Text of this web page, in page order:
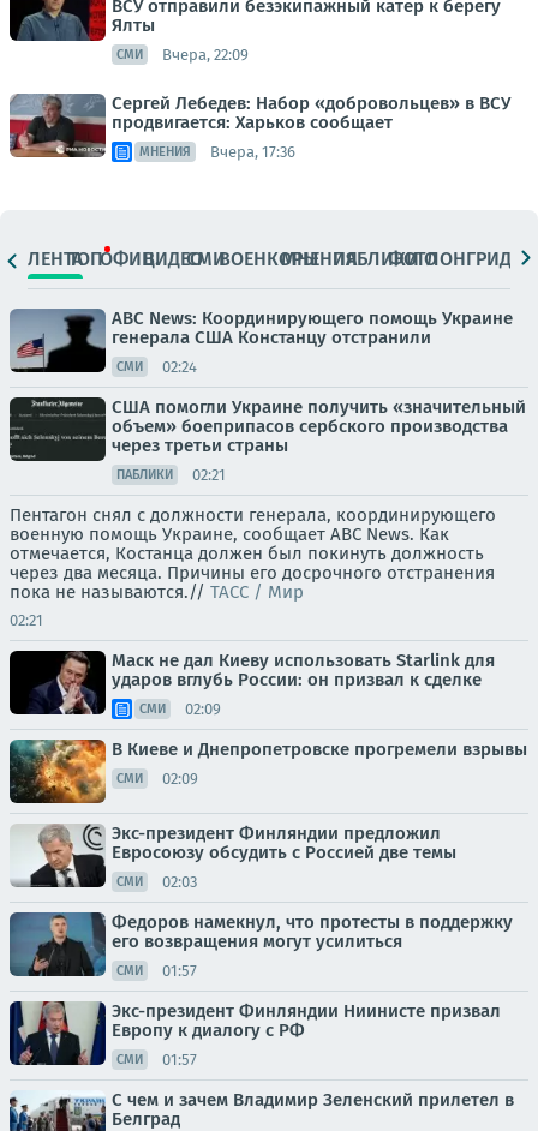
ВСУ отправили безэкипажный катер к берегу
Ялты
СМИ Вчера, 22:09
Сергей Лебедев: Набор «добровольцев» в ВСУ
продвигается: Харьков сообщает
МНЕНИЯ Вчера, 17:36
ЛЕНТАТОПОФИЦ.ВИДЕОСМИВОЕНКОРЫМНЕНИЯПАБЛИКИ
ФОТОЛОНГРИДЫ
ABC News: Координирующего помощь Украине
генерала США Констанцу отстранили
СМИ 02:24
США помогли Украине получить «значительный
объем» боеприпасов сербского производства
через третьи страны
ПАБЛИКИ 02:21
Пентагон снял с должности генерала, координирующего
военную помощь Украине, сообщает ABC News. Как
отмечается, Костанца должен был покинуть должность
через два месяца. Причины его досрочного отстранения
пока не называются.// ТАСС / Мир
02:21
Маск не дал Киеву использовать Starlink для
ударов вглубь России: он призвал к сделке
СМИ 02:09
В Киеве и Днепропетровске прогремели взрывы
СМИ 02:09
Экс-президент Финляндии предложил
Евросоюзу обсудить с Россией две темы
СМИ 02:03
Федоров намекнул, что протесты в поддержку
его возвращения могут усилиться
СМИ 01:57
Экс-президент Финляндии Ниинисте призвал
Европу к диалогу с РФ
СМИ 01:57
С чем и зачем Владимир Зеленский прилетел в
Белград